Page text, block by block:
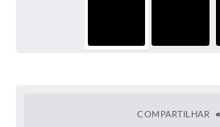
COMPARTILHAR